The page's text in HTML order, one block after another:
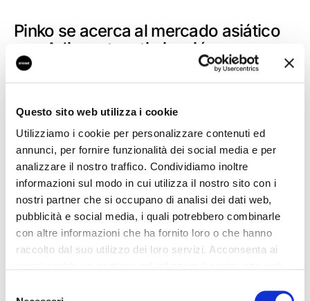
Questo sito web utilizza i cookie
Utilizziamo i cookie per personalizzare contenuti ed
annunci, per fornire funzionalità dei social media e per
analizzare il nostro traffico. Condividiamo inoltre
informazioni sul modo in cui utilizza il nostro sito con i
nostri partner che si occupano di analisi dei dati web,
pubblicità e social media, i quali potrebbero combinarle
con altre informazioni che ha fornito loro o che hanno
raccolto dal suo utilizzo dei loro servizi. Acconsenta ai
Pinko se acerca al mercado asiático
con Adiacent: optimización
informática y omnicanal en China
la inspiración de Pietro Negra, actual Presidente y
Consejero Delegadode la empresa, y su esposa
Cristina Rubini. La idea de la marca era responder
a las necesidades de la moda femenina,
ofreciendo una interpretación revolucionaria para
una mujer que se identifica como independiente,
fuerte y consciente de su feminidad.
Este posicionamiento contribuyó
Pinko a escala mundial a lo largo de los años. Pero